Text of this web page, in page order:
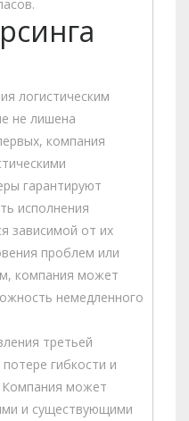
логистическим
не лишена
компания
гарантируют
исполнения
зависимой от их
проблем или
компания может
немедленного
третьей
гибкости и
Компания может
и существующими